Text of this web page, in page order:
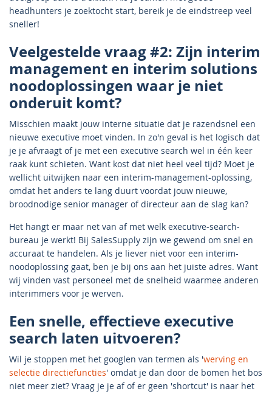
headhunters je zoektocht start, bereik je de eindstreep veel
sneller!
Veelgestelde vraag #2: Zijn interim
management en interim solutions
noodoplossingen waar je niet
onderuit komt?
Misschien maakt jouw interne situatie dat je razendsnel een
nieuwe executive moet vinden. In zo'n geval is het logisch dat
je je afvraagt of je met een executive search wel in één keer
raak kunt schieten. Want kost dat niet heel veel tijd? Moet je
wellicht uitwijken naar een interim-management-oplossing,
omdat het anders te lang duurt voordat jouw nieuwe,
broodnodige senior manager of directeur aan de slag kan?
Het hangt er maar net van af met welk executive-search-
bureau je werkt! Bij SalesSupply zijn we gewend om snel en
accuraat te handelen. Als je liever niet voor een interim-
noodoplossing gaat, ben je bij ons aan het juiste adres. Want
wij vinden vast personeel met de snelheid waarmee anderen
interimmers voor je werven.
Een snelle, effectieve executive
search laten uitvoeren?
Wil je stoppen met het googlen van termen als 'werving en
selectie directiefuncties' omdat je dan door de bomen het bos
niet meer ziet? Vraag je je af of er geen 'shortcut' is naar het